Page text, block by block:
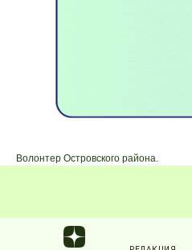
Волонтер Островского района.